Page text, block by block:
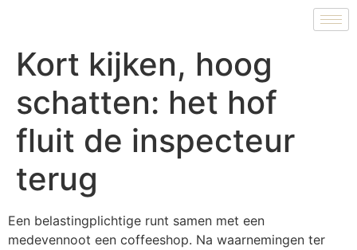
Kort kijken, hoog
schatten: het hof
fluit de inspecteur
terug
Een belastingplichtige runt samen met een
medevennoot een coffeeshop. Na waarnemingen ter